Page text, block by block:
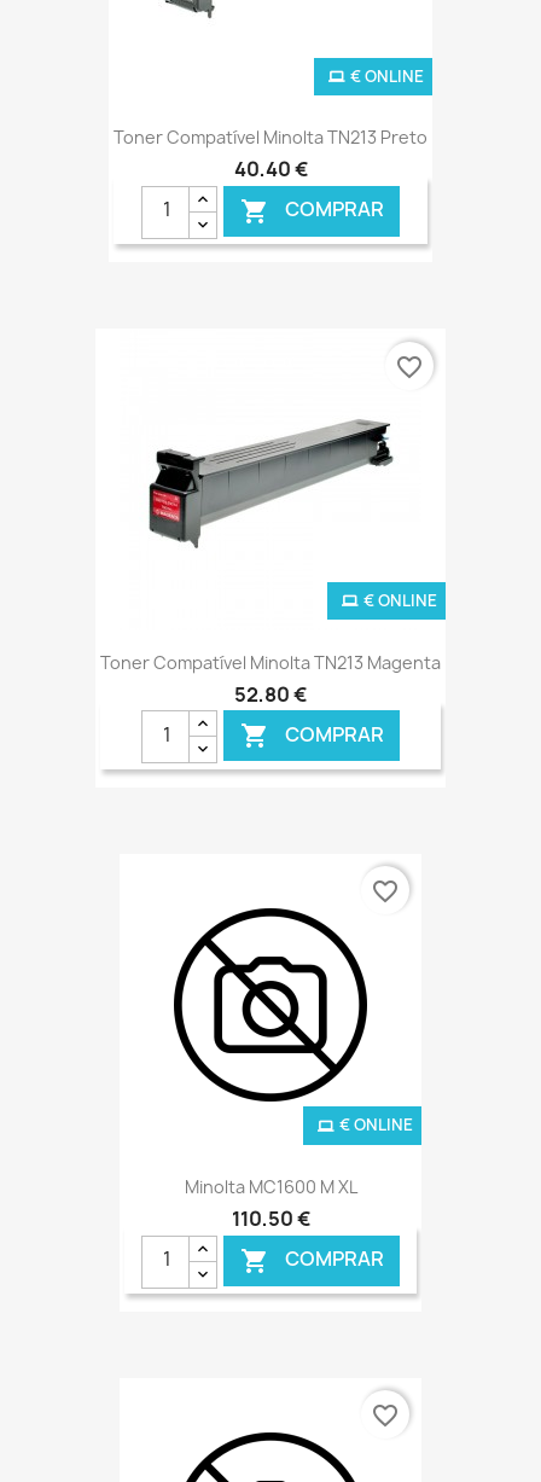
Toner Compatível Minolta TN213 Preto
40,40 €
 COMPRAR
€ ONLINE
Toner Compatível Minolta TN213 Magenta
52,80 €
 COMPRAR
€ ONLINE
favorite_border
Minolta MC1600 M XL
110,50 €
 COMPRAR
€ ONLINE
favorite_border
favorite_border